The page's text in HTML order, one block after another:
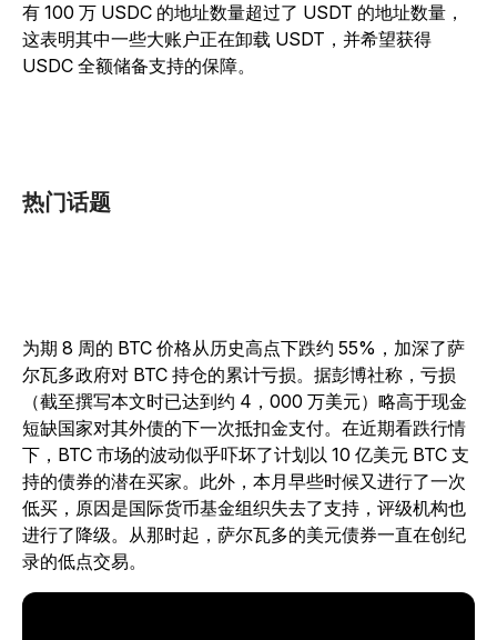
有 100 万 USDC 的地址数量超过了 USDT 的地址数量，
这表明其中一些大账户正在卸载 USDT，并希望获得
USDC 全额储备支持的保障。
热门话题
为期 8 周的 BTC 价格从历史高点下跌约 55%，加深了萨
尔瓦多政府对 BTC 持仓的累计亏损。据彭博社称，亏损
（截至撰写本文时已达到约 4，000 万美元）略高于现金
短缺国家对其外债的下一次抵扣金支付。在近期看跌行情
下，BTC 市场的波动似乎吓坏了计划以 10 亿美元 BTC 支
持的债券的潜在买家。此外，本月早些时候又进行了一次
低买，原因是国际货币基金组织失去了支持，评级机构也
进行了降级。从那时起，萨尔瓦多的美元债券一直在创纪
录的低点交易。